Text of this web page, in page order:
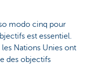
modo cinq pour
est essentiel.
Nations Unies ont
des objectifs